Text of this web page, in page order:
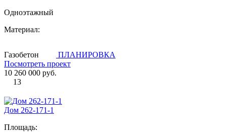
Одноэтажный
Материал:
Газобетон
ПЛАНИРОВКА
Посмотреть проект
10 260 000 руб.
13
Дом 262-171-1
Площадь: